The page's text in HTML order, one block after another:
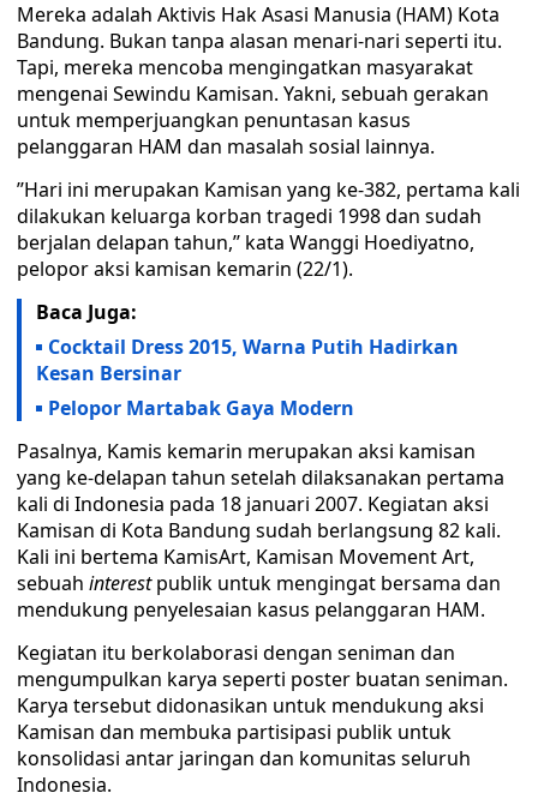
Mereka adalah Aktivis Hak Asasi Manusia (HAM) Kota
Bandung. Bukan tanpa alasan menari-nari seperti itu.
Tapi, mereka mencoba mengingatkan masyarakat
mengenai Sewindu Kamisan. Yakni, sebuah gerakan
untuk memperjuangkan penuntasan kasus
pelanggaran HAM dan masalah sosial lainnya.
’’Hari ini merupakan Kamisan yang ke-382, pertama kali
dilakukan keluarga korban tragedi 1998 dan sudah
berjalan delapan tahun,’’ kata Wanggi Hoediyatno,
pelopor aksi kamisan kemarin (22/1).
Baca Juga:
Cocktail Dress 2015, Warna Putih Hadirkan
Kesan Bersinar
Pelopor Martabak Gaya Modern
Pasalnya, Kamis kemarin merupakan aksi kamisan
yang ke-delapan tahun setelah dilaksanakan pertama
kali di Indonesia pada 18 januari 2007. Kegiatan aksi
Kamisan di Kota Bandung sudah berlangsung 82 kali.
Kali ini bertema KamisArt, Kamisan Movement Art,
sebuah interestpublik untuk mengingat bersama dan
mendukung penyelesaian kasus pelanggaran HAM.
Kegiatan itu berkolaborasi dengan seniman dan
mengumpulkan karya seperti poster buatan seniman.
Karya tersebut didonasikan untuk mendukung aksi
Kamisan dan membuka partisipasi publik untuk
konsolidasi antar jaringan dan komunitas seluruh
Indonesia.